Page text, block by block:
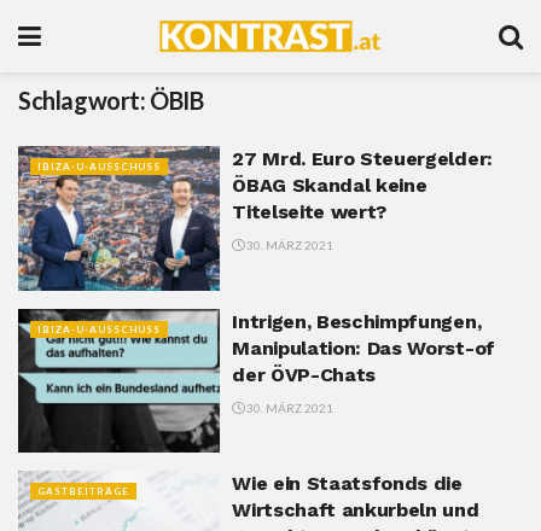
Schlagwort: ÖBIB
IBIZA-U-AUSSCHUSS
27 Mrd. Euro Steuergelder:
ÖBAG Skandal keine
Titelseite wert?
30. MÄRZ 2021
IBIZA-U-AUSSCHUSS
Intrigen, Beschimpfungen,
Manipulation: Das Worst-of
der ÖVP-Chats
30. MÄRZ 2021
GASTBEITRÄGE
Wie ein Staatsfonds die
Wirtschaft ankurbeln und